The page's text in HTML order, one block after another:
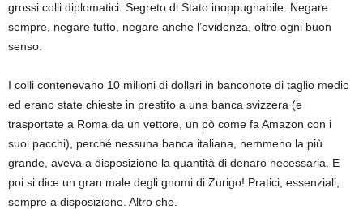
grossi colli diplomatici. Segreto di Stato inoppugnabile. Negare
sempre, negare tutto, negare anche l’evidenza, oltre ogni buon
senso.
I colli contenevano 10 milioni di dollari in banconote di taglio medio
ed erano state chieste in prestito a una banca svizzera (e
trasportate a Roma da un vettore, un pò come fa Amazon con i
suoi pacchi), perché nessuna banca italiana, nemmeno la più
grande, aveva a disposizione la quantità di denaro necessaria. E
poi si dice un gran male degli gnomi di Zurigo! Pratici, essenziali,
sempre a disposizione. Altro che.